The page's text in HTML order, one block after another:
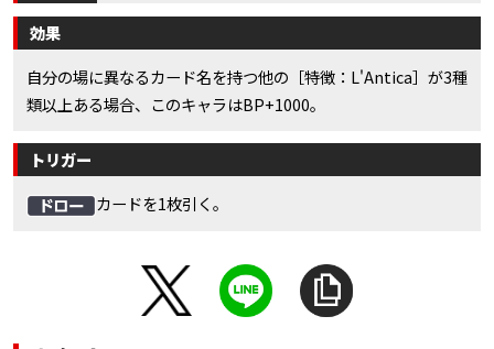
効果
自分の場に異なるカード名を持つ他の［特徴：L'Antica］が3種
類以上ある場合、このキャラはBP+1000。
トリガー
カードを1枚引く。